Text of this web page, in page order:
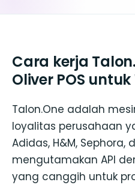
Cara kerja
Oliver POS
Talon.One adalah
loyalitas perusahaan
Adidas, H&M, Sephora,
mengutamakan API
yang canggih untuk